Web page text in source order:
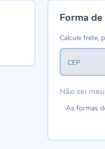
Forma
Calcule frete,
CEP
Não sei
As formas